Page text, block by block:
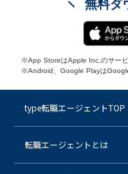
無料ダ
※App StoreはApple Inc.のサービ
※Android、Google Playは
type転職エージェントTOP
転職エージェントとは